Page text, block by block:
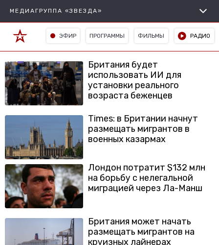
МЕДИАГРУППА «ЗВЕЗДА»
ЭФИР ПРОГРАММЫ ФИЛЬМЫ РАДИО
Британия будет
использовать ИИ для
установки реального
возраста беженцев
Times: в Британии начнут
размещать мигрантов в
военных казармах
Лондон потратит $132 млн
на борьбу с нелегальной
миграцией через Ла-Манш
Британия может начать
размещать мигрантов на
круизных лайнерах